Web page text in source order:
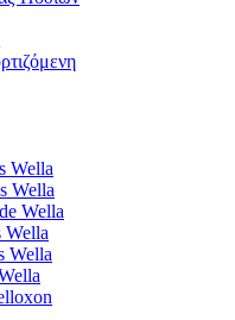
Wella
Wella
Wella
Wella
Wella